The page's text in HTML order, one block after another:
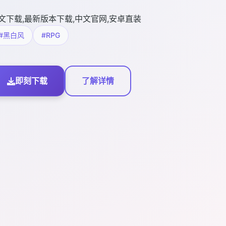
下载,最新版本下载,中文官网,安卓直装
黑白风 #RPG
即刻下载 了解详情